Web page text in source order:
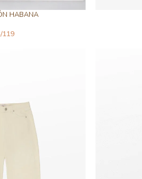
HABANA
119